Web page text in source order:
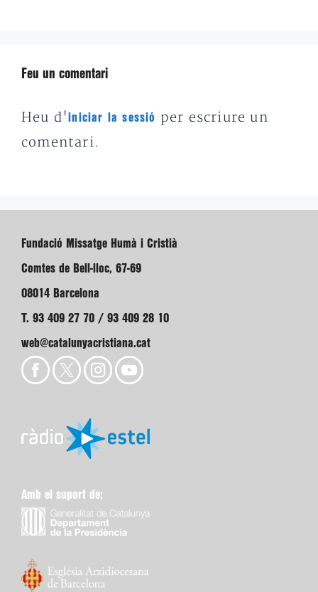
Feu un comentari
Heu d'iniciar la sessió
per escriure un
comentari.
Fundació Missatge Humà i Cristià
Comtes de Bell-lloc, 67-69
08014 Barcelona
T. 93 409 27 70 / 93 409 28 10
web@catalunyacristiana.cat
Amb el suport de: